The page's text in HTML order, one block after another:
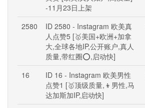
-11月23日上架
2580
ID 2580 - Instagram 欧美真
人点赞5 [🥇美国+欧洲+加拿
大,全球各地IP,公开账户,真人
质量,带红圈⭕,启动快]
16
ID 16 - Instagram 欧美男性
点赞1 [🥇顶级质量,👦男性,马
达加斯加IP,启动快]